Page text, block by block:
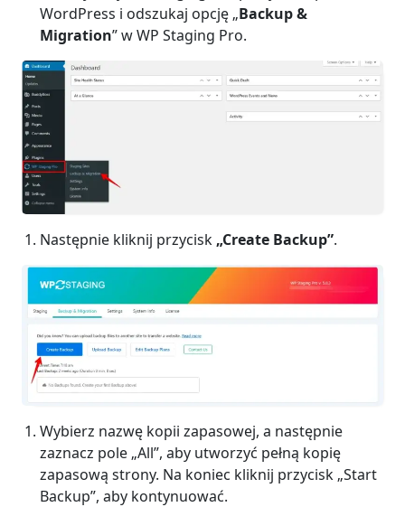
WordPress i odszukaj opcję „Backup &
Migration” w WP Staging Pro.
Następnie kliknij przycisk „Create Backup”.
Wybierz nazwę kopii zapasowej, a następnie
zaznacz pole „All”, aby utworzyć pełną kopię
zapasową strony. Na koniec kliknij przycisk „Start
Backup”, aby kontynuować.